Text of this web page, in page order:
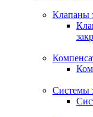
Клапаны
Системы